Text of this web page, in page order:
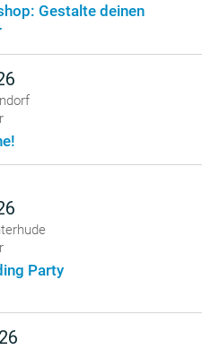
Gestalte deinen
Party